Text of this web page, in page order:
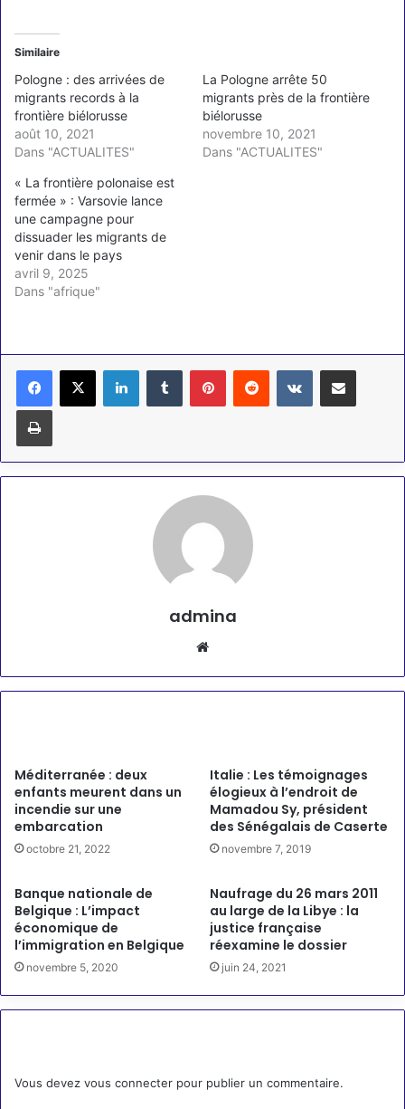
Similaire
Pologne : des arrivées de
migrants records à la
frontière biélorusse
août 10, 2021
Dans "ACTUALITES"
La Pologne arrête 50
migrants près de la frontière
biélorusse
novembre 10, 2021
Dans "ACTUALITES"
« La frontière polonaise est
fermée » : Varsovie lance
une campagne pour
dissuader les migrants de
venir dans le pays
avril 9, 2025
Dans "afrique"
LinkedinTumblr PinterestReddit VKontaktePartager par email
Imprimer
admina
Méditerranée : deux
enfants meurent dans un
incendie sur une
embarcation
octobre 21, 2022
Italie : Les témoignages
élogieux à l’endroit de
Mamadou Sy, président
des Sénégalais de Caserte
novembre 7, 2019
Banque nationale de
Belgique : L’impact
économique de
l’immigration en Belgique
novembre 5, 2020
Naufrage du 26 mars 2011
au large de la Libye : la
justice française
réexamine le dossier
juin 24, 2021
Vous devez vous connecter pour publier un commentaire.